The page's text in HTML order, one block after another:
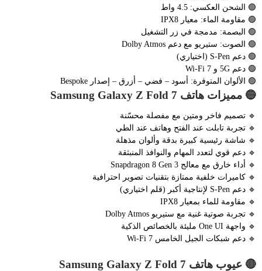
🟢 الشحن العكسي: 4.5 واط
🟢 مقاومة الماء: معيار IPX8
🟢 البصمة: مدمجة في زر التشغيل
🟢 الصوت: ستيريو مع دعم Dolby Atmos
🟢 دعم S-Pen (اختياري)
🟢 دعم 5G و Wi-Fi 7
🟢 الألوان المتوفرة: أسود – فضي – أزرق – إصدار Bespoke
🔵 مميزات هاتف Samsung Galaxy Z Fold 7
🔹 تصميم فاخر ومتين مع مفصلة محسّنة
🔹 تجربة تابلت عند الفتح وهاتف عند الطي
🔹 شاشة رئيسية كبيرة بدقة وألوان مذهلة
🔹 دعم قوي لتعدد المهام والنوافذ المنبثقة
🔹 أداء خارق مع معالج Snapdragon 8 Gen 3
🔹 كاميرات خلفية ممتازة بتقنيات تصوير احترافية
🔹 دعم S-Pen لإنتاجية أكبر (قلم اختياري)
🔹 مقاومة للماء بمعيار IPX8
🔹 تجربة صوتية غنية مع ستيريو Dolby Atmos
🔹 واجهة One UI مليئة بالخصائص الذكية
🔹 دعم شبكات الجيل الخامس Wi-Fi 7
🔴 عيوب هاتف Samsung Galaxy Z Fold 7